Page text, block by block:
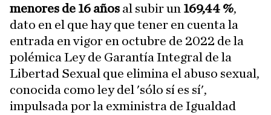
menores de 16 años al subir un 169,44 %,
dato en el que hay que tener en cuenta la
entrada en vigor en octubre de 2022 de la
polémica Ley de Garantía Integral de la
Libertad Sexual que elimina el abuso sexual,
conocida como ley del 'sólo sí es sí',
impulsada por la exministra de Igualdad